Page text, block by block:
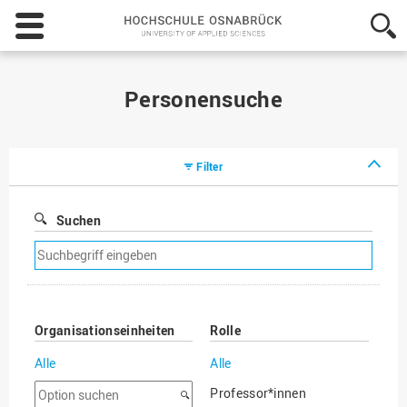
Hochschule
Osnabrück
-
Personensuche
Filter
Suchen
Suchfilter
entfernen
Organisationseinheiten
Alle
Option
Rolle
Alle
Professor*innen